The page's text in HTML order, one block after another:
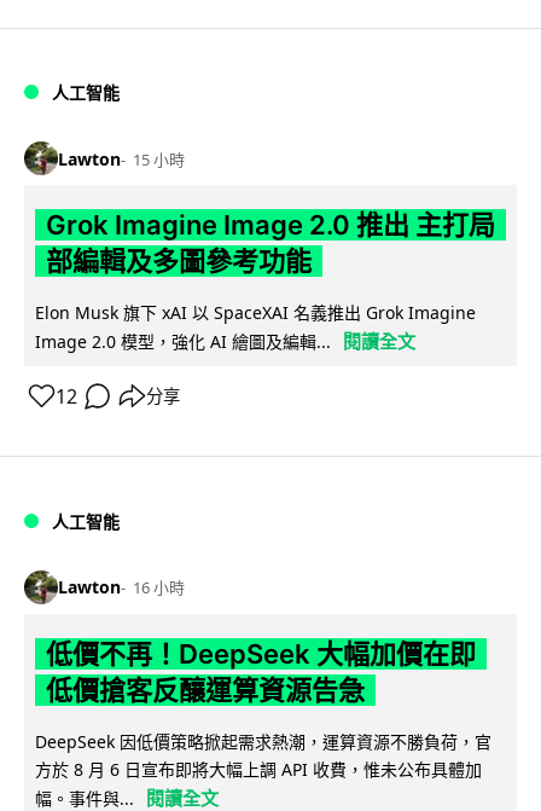
人工智能
Lawton 15 小時
Grok Imagine Image 2.0 推出 主打局
部編輯及多圖參考功能
Elon Musk 旗下 xAI 以 SpaceXAI 名義推出 Grok Imagine
Image 2.0 模型，強化 AI 繪圖及編輯...
閱讀全文
12 分享
人工智能
Lawton 16 小時
低價不再！DeepSeek 大幅加價在即
低價搶客反釀運算資源告急
DeepSeek 因低價策略掀起需求熱潮，運算資源不勝負荷，官
方於 8 月 6 日宣布即將大幅上調 API 收費，惟未公布具體加
幅。事件與...
閱讀全文